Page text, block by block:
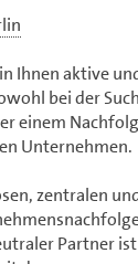
Ihnen aktive
bei der
einem
Unternehmen.
zentralen
Partner